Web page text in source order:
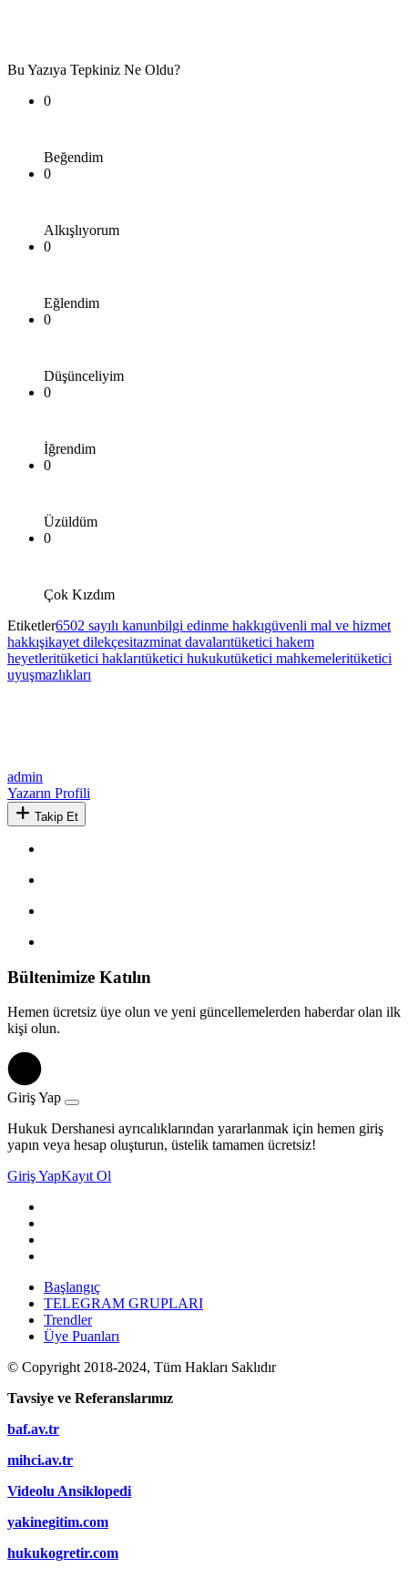
Bu Yazıya Tepkiniz Ne Oldu?
0
Beğendim
0
Alkışlıyorum
0
Eğlendim
0
Düşünceliyim
0
İğrendim
0
Üzüldüm
0
Çok Kızdım
Etiketler6502 sayılı kanunbilgi edinme hakkıgüvenli mal ve hizmet
hakkışikayet dilekçesitazminat davalarıtüketici hakem
heyetleritüketici haklarıtüketici hukukutüketici mahkemeleritüketici
uyuşmazlıkları
admin
Yazarın Profili
Takip Et
Bültenimize Katılın
Hemen ücretsiz üye olun ve yeni güncellemelerden haberdar olan ilk
kişi olun.
Giriş Yap
Hukuk Dershanesi ayrıcalıklarından yararlanmak için hemen giriş
yapın veya hesap oluşturun, üstelik tamamen ücretsiz!
Giriş YapKayıt Ol
Başlangıç
TELEGRAM GRUPLARI
Trendler
Üye Puanları
© Copyright 2018-2024, Tüm Hakları Saklıdır
Tavsiye ve Referanslarımız
baf.av.tr
mihci.av.tr
Videolu Ansiklopedi
yakinegitim.com
hukukogretir.com